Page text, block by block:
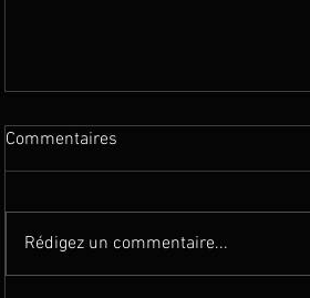
Commentaires
Rédigez un commentaire...